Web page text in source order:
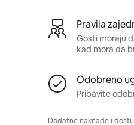
Pravila
Gosti moraju
kad mora da
Odobreno
Pribavite
Dodatne naknade i